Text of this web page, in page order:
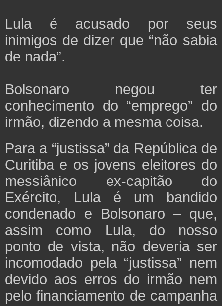
Lula é acusado por seus
inimigos de dizer que “não sabia
de nada”.
Bolsonaro negou ter
conhecimento do “emprego” do
irmão, dizendo a mesma coisa.
Para a “justissa” da República de
Curitiba e os jovens eleitores do
messiânico ex-capitão do
Exército, Lula é um bandido
condenado e Bolsonaro – que,
assim como Lula, do nosso
ponto de vista, não deveria ser
incomodado pela “justissa” nem
devido aos erros do irmão nem
pelo financiamento de campanha